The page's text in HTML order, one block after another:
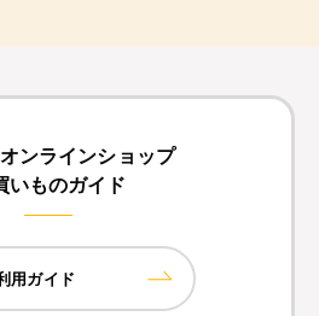
ンラインショップ
いものガイド
用ガイド